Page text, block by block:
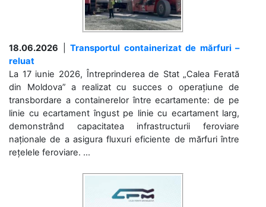
18.06.2026
Transportul containerizat de mărfuri –
reluat
La 17 iunie 2026, Întreprinderea de Stat „Calea Ferată
din Moldova” a realizat cu succes o operațiune de
transbordare a containerelor între ecartamente: de pe
linie cu ecartament îngust pe linie cu ecartament larg,
demonstrând capacitatea infrastructurii feroviare
naționale de a asigura fluxuri eficiente de mărfuri între
rețelele feroviare. ...